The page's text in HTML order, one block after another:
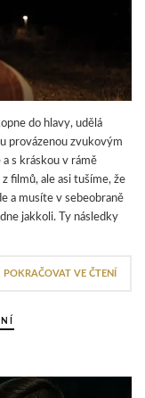
do hlavy, udělá
provázenou zvukovým
s kráskou v rámě
filmů, ale asi tušíme, že
a musíte v sebeobraně
jakkoli. Ty následky
POKRAČOVAT VE ČTENÍ